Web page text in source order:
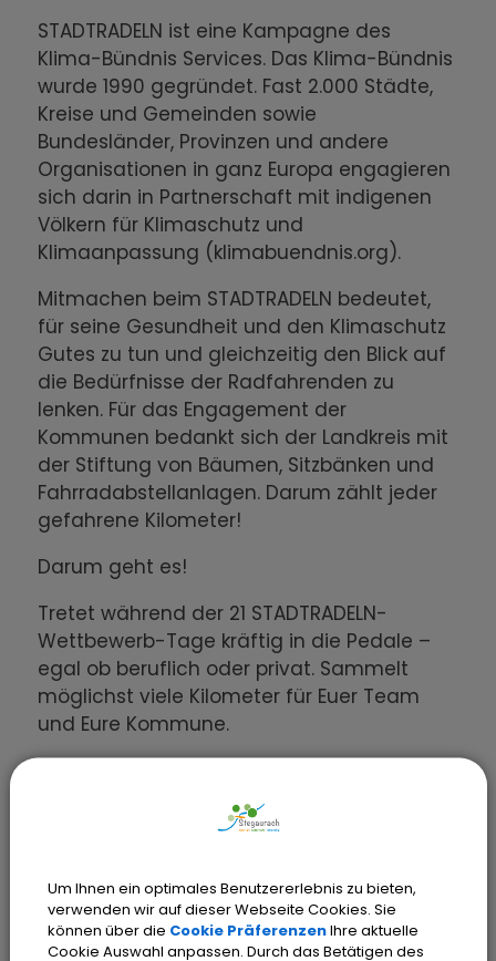
STADTRADELN ist eine Kampagne des
Klima-Bündnis Services. Das Klima-Bündnis
wurde 1990 gegründet. Fast 2.000 Städte,
Kreise und Gemeinden sowie
Bundesländer, Provinzen und andere
Organisationen in ganz Europa engagieren
sich darin in Partnerschaft mit indigenen
Völkern für Klimaschutz und
Klimaanpassung (klimabuendnis.org).
Mitmachen beim STADTRADELN bedeutet,
für seine Gesundheit und den Klimaschutz
Gutes zu tun und gleichzeitig den Blick auf
die Bedürfnisse der Radfahrenden zu
lenken. Für das Engagement der
Kommunen bedankt sich der Landkreis mit
der Stiftung von Bäumen, Sitzbänken und
Fahrradabstellanlagen. Darum zählt jeder
gefahrene Kilometer!
Darum geht es!
Tretet während der 21 STADTRADELN-
Wettbewerb-Tage kräftig in die Pedale –
egal ob beruflich oder privat. Sammelt
möglichst viele Kilometer für Euer Team
und Eure Kommune.
Alle Personen, die im Landkreis Bamberg
Wie nehmt Ihr teil?
Um Ihnen ein optimales Benutzererlebnis zu bieten,
verwenden wir auf dieser Webseite Cookies. Sie
können über die Cookie PräferenzenIhre aktuelle
Cookie Auswahl anpassen. Durch das Betätigen des